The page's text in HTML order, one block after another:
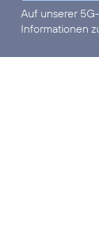
Auf unserer
Informationen